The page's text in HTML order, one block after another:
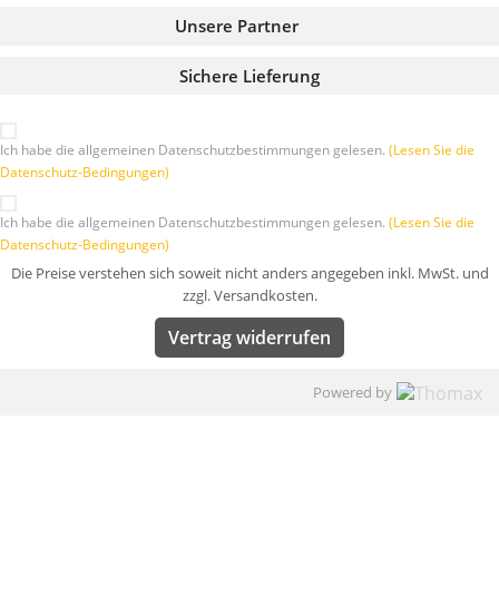
Sichere Lieferung
Unsere Partner
Ich habe die allgemeinen Datenschutzbestimmungen gelesen. (Lesen Sie die
Datenschutz-Bedingungen)
Ich habe die allgemeinen Datenschutzbestimmungen gelesen. (Lesen Sie die
Datenschutz-Bedingungen)
Die Preise verstehen sich soweit nicht anders angegeben inkl. MwSt. und
zzgl. Versandkosten.
Vertrag widerrufen
Powered by